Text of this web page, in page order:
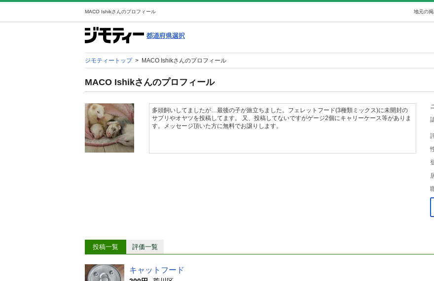
MACO Ishikさんのプロフィール 地元の
ジモティートップ > MACO Ishikさんのプロフィール
MACO Ishikさんのプロフィール
多頭飼いしてましたが…最後の子が旅立ちました。フェレットフード(3種類ミックス)に未開封の
サプリやオヤツを投稿してます。 又、投稿してないですがゲージ2個にキャリーケース等がありま
す。メッセージ頂いた方に無料でお譲りします。
投稿一覧 評価一覧
キャットフード